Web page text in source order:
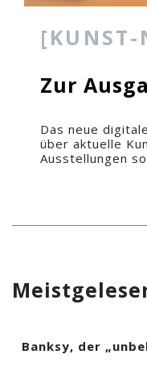
[KUNST-
Zur
Das neue
über aktuelle
Ausstellungen
Banksy, der